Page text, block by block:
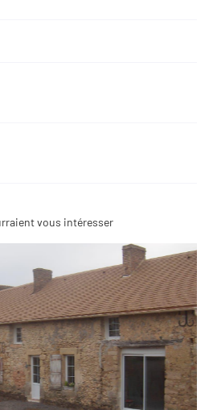
06 99 50 01 08
vous intéresser